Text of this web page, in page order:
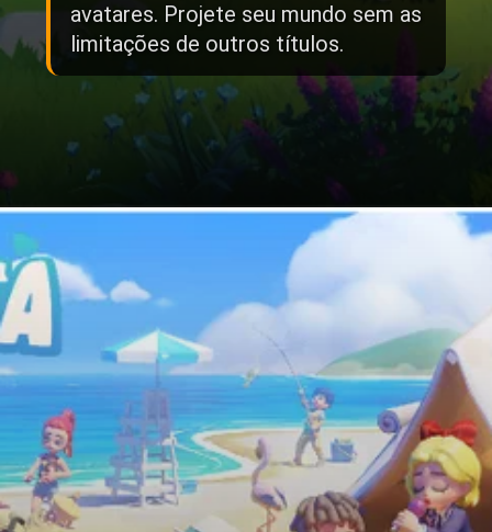
avatares. Projete seu mundo sem as
limitações de outros títulos.